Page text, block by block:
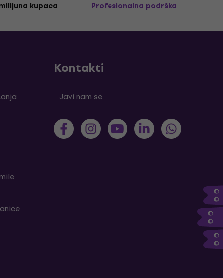
kupaca Profesionalna podrška
Kontakti
Javi nam se